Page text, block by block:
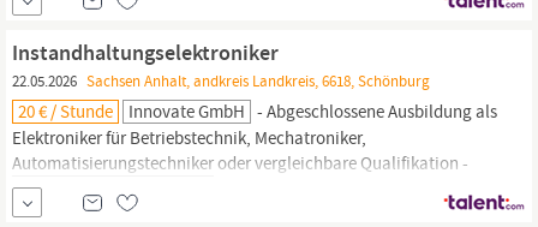
Technologien, Datenintegration und Systemarchitekturen
Lösungen zu übersetzen und diese umzusetzen
Instandhaltungselektroniker
22.05.2026 Sachsen Anhalt, andkreis Landkreis, 6618, Schönburg
20 € / Stunde Innovate GmbH - Abgeschlossene Ausbildung als
Elektroniker für Betriebstechnik, Mechatroniker,
Automatisierungstechniker oder vergleichbare Qualifikation -
Mehr als 5 Jahre Berufserfahrung in der Instandhaltung von
Produktionsanlagen oder industriellen Maschinen - Sicherer